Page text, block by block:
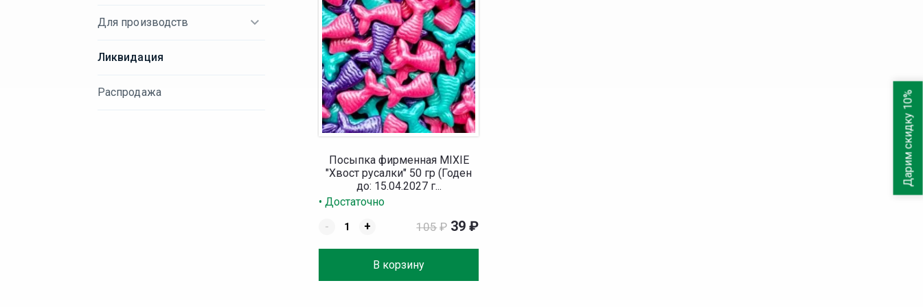
Для производств
Ликвидация
Распродажа
Посыпка фирменная MIXIE
"Хвост русалки" 50 гр (Годен
до: 15.04.2027 г...
• Достаточно
-
+
В корзину
105 ₽ 39₽
Дарим скидку 10%